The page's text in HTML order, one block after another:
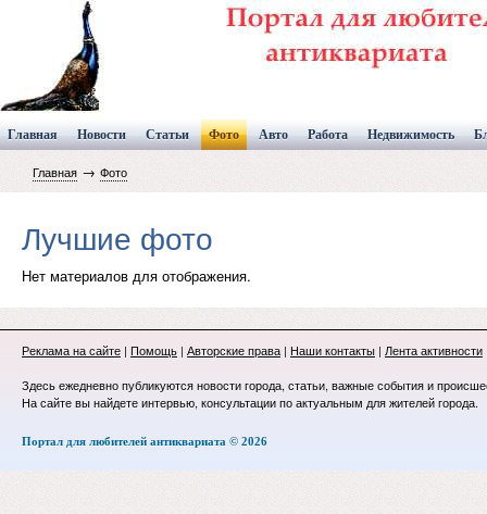
Главная Новости Статьи Фото Авто Работа Недвижимость
Главная → Фото
Лучшие фото
Нет материалов для отображения.
Реклама на сайте | Помощь | Авторские права | Наши контакты | Лента активности
Здесь ежедневно публикуются новости города, статьи, важные события и
На сайте вы найдете интервью, консультации по актуальным для жителей города.
Портал для любителей антиквариата © 2026